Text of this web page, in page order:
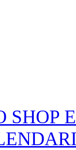
SHOP